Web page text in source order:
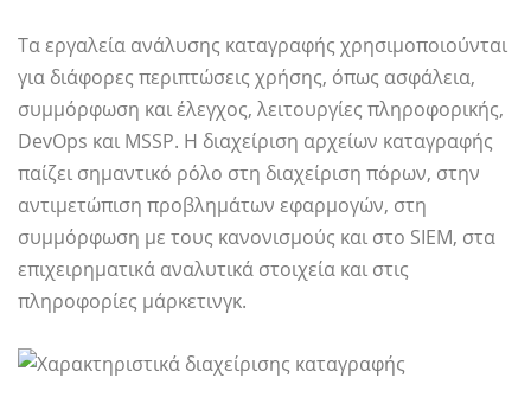
Τα εργαλεία ανάλυσης καταγραφής χρησιμοποιούνται
για διάφορες περιπτώσεις χρήσης, όπως ασφάλεια,
συμμόρφωση και έλεγχος, λειτουργίες πληροφορικής,
DevOps και MSSP. Η διαχείριση αρχείων καταγραφής
παίζει σημαντικό ρόλο στη διαχείριση πόρων, στην
αντιμετώπιση προβλημάτων εφαρμογών, στη
συμμόρφωση με τους κανονισμούς και στο SIEM, στα
επιχειρηματικά αναλυτικά στοιχεία και στις
πληροφορίες μάρκετινγκ.